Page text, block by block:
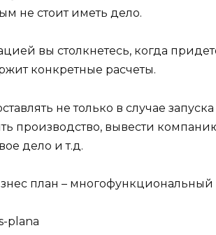
не стоит иметь дело.
вы столкнетесь, когда
конкретные расчеты.
не только в случае запуска
производство, вывести
дело и т.д.
план – многофункциональный